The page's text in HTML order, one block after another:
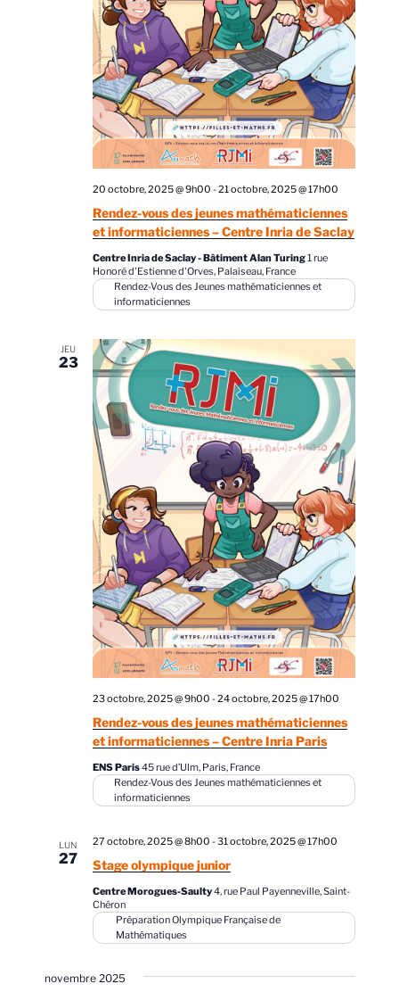
t
n
a
v
i
g
a
t
i
o
n
d
e
v
u
É
è
n
e
m
e
n
t
s
e
v
u
e
s
É
v
e
m
Rendez-vous des jeunes mathématiciennes
et informaticiennes – Centre Inria de Saclay
20 octobre, 2025 @ 9h00 -21 octobre, 2025 @ 17h00
Centre Inria de Saclay - Bâtiment Alan Turing1 rue
Honoré d'Estienne d'Orves, Palaiseau, France
Rendez-Vous des Jeunes mathématiciennes et
informaticiennes
JEU
23
Rendez-vous des jeunes mathématiciennes
et informaticiennes – Centre Inria Paris
23 octobre, 2025 @ 9h00 -24 octobre, 2025 @ 17h00
ENS Paris45 rue d’Ulm, Paris, France
Rendez-Vous des Jeunes mathématiciennes et
informaticiennes
LUN
27 Stage olympique junior
27 octobre, 2025 @ 8h00 -31 octobre, 2025 @ 17h00
Centre Morogues-Saulty4, rue Paul Payenneville, Saint-
Chéron
Préparation Olympique Française de
Mathématiques
novembre 2025